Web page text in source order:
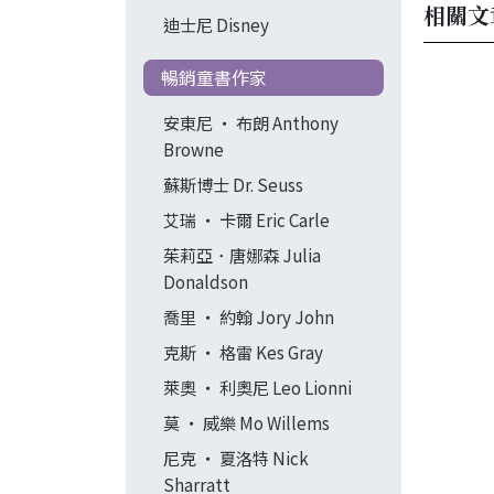
迪士尼 Disney
暢銷童書作家
安東尼 ‧ 布朗 Anthony
Browne
蘇斯博士 Dr. Seuss
艾瑞 ‧ 卡爾 Eric Carle
茱莉亞．唐娜森 Julia
Donaldson
喬里 ‧ 約翰 Jory John
克斯 ‧ 格雷 Kes Gray
萊奧 ‧ 利奧尼 Leo Lionni
莫 ‧ 威樂 Mo Willems
尼克 ‧ 夏洛特 Nick
Sharratt
相關